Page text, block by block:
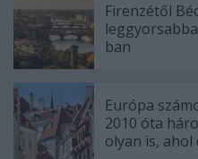
Firenzétől
ban
Európa
2010 óta
olyan is,